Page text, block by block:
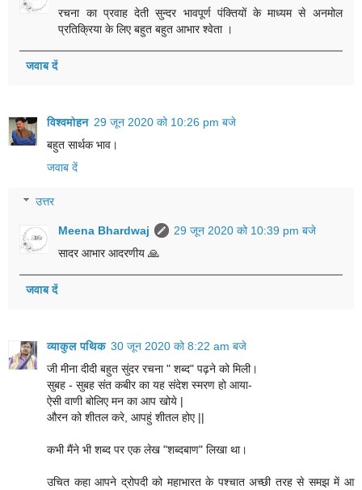
रचना का प्रवाह देती सुन्दर भावपूर्ण पंक्तियों के माध्यम से अनमोल
प्रतिक्रिया के लिए बहुत बहुत आभार श्वेता ।
जवाब दें
विश्वमोहन 29 जून 2020 को 10:26 pm बजे
बहुत सार्थक भाव।
जवाब दें
उत्तर
Meena Bhardwaj
29 जून 2020 को 10:39 pm बजे
सादर आभार आदरणीय 🙏
जवाब दें
व्याकुल पथिक 30 जून 2020 को 8:22 am बजे
जी मीना दीदी बहुत सुंदर रचना " शब्द" पढ़ने को मिली।
सुबह - सुबह संत कबीर का यह संदेश स्मरण हो आया-
ऐसी वाणी बोलिए मन का आप खोये |
औरन को शीतल करे, आपहुं शीतल होए ||
कभी मैंने भी शब्द पर एक लेख "शब्दबाण" लिखा था।
उचित कहा आपने द्रोपदी को महाभारत के पश्चात अच्छी तरह से समझ में आ